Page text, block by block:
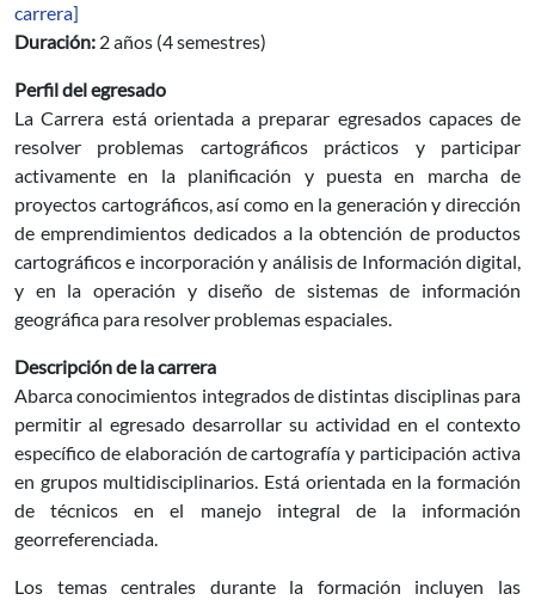
carrera]
Duración: 2 años (4 semestres)
Perfil del egresado
La Carrera está orientada a preparar egresados capaces de
resolver problemas cartográficos prácticos y participar
activamente en la planificación y puesta en marcha de
proyectos cartográficos, así como en la generación y dirección
de emprendimientos dedicados a la obtención de productos
cartográficos e incorporación y análisis de Información digital,
y en la operación y diseño de sistemas de información
geográfica para resolver problemas espaciales.
Descripción de la carrera
Abarca conocimientos integrados de distintas disciplinas para
permitir al egresado desarrollar su actividad en el contexto
específico de elaboración de cartografía y participación activa
en grupos multidisciplinarios. Está orientada en la formación
de técnicos en el manejo integral de la información
georreferenciada.
Los temas centrales durante la formación incluyen las